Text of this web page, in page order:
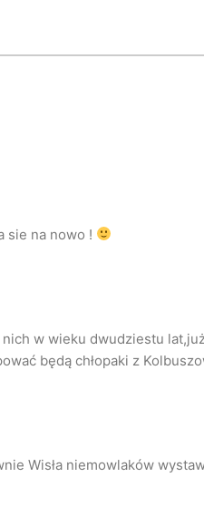
sie na nowo !
w wieku dwudziestu
będą chłopaki z
Wisła niemowlaków